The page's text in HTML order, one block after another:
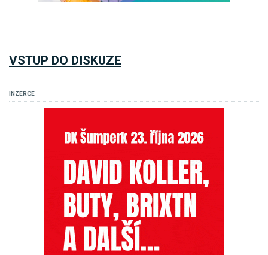
VSTUP DO DISKUZE
INZERCE